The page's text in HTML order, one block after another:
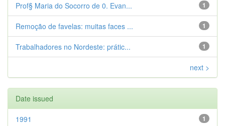
1
Prof§ Maria do Socorro de 0. Evan...
1
Remoção de favelas: muitas faces ...
1
Trabalhadores no Nordeste: prátic...
next >
Date issued
1
1991